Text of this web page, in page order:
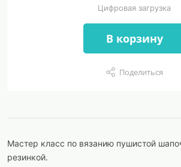
Цифровая загрузка
В корзину
Поделиться
Мастер класс по вязанию пушистой
резинкой.